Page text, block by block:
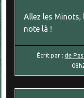
Allez les Minots,
note là !
Écrit par :de